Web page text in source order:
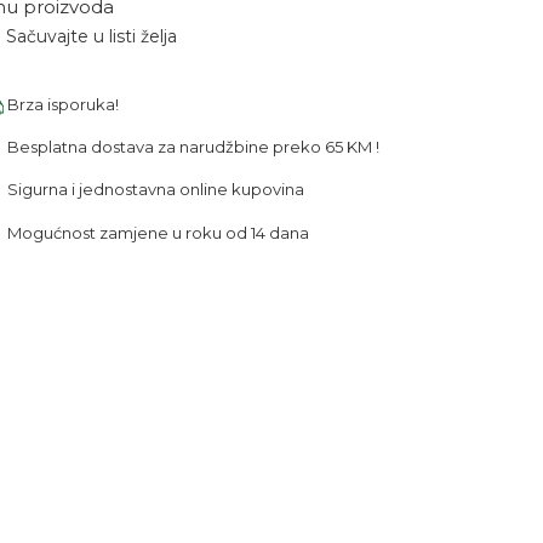
proizvoda
Sačuvajte u listi želja
Brza isporuka!
Besplatna dostava za narudžbine preko 65 KM !
Sigurna i jednostavna online kupovina
Mogućnost zamjene u roku od 14 dana